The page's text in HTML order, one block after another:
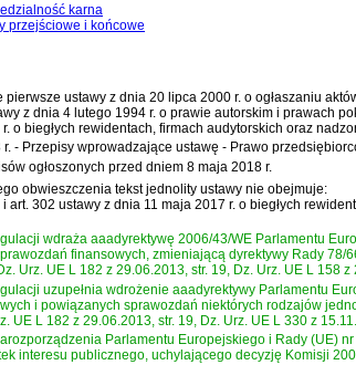
karna
przejściowe i końcowe
pierwsze ustawy z dnia 20 lipca 2000 r. o ogłaszaniu
z dnia 4 lutego 1994 r. o prawie autorskim i prawach
o biegłych rewidentach, firmach audytorskich oraz
- Przepisy wprowadzające ustawę - Prawo
ogłoszonych przed dniem 8 maja 2018 r.
obwieszczenia tekst jednolity ustawy nie obejmuje:
i art. 302 ustawy z dnia 11 maja 2017 r. o biegłych
wdraża aaadyrektywę 2006/43/WE Parlamentu
finansowych, zmieniającą dyrektywy Rady 78/
Urz. UE L 182 z 29.06.2013, str. 19, Dz. Urz. UE L 158
uzupełnia wdrożenie aaadyrektywy Parlamentu
i powiązanych sprawozdań niektórych rodzajów
UE L 182 z 29.06.2013, str. 19, Dz. Urz. UE L 330 z
Parlamentu Europejskiego i Rady (UE)
interesu publicznego, uchylającego decyzję Komisji